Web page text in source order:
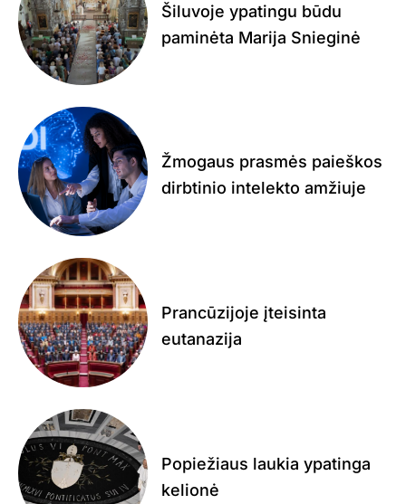
Šiluvoje ypatingu būdu
paminėta Marija Snieginė
Žmogaus prasmės paieškos
dirbtinio intelekto amžiuje
Prancūzijoje įteisinta
eutanazija
Popiežiaus laukia ypatinga
kelionė